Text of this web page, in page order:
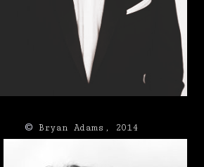
© Bryan Adams, 2014